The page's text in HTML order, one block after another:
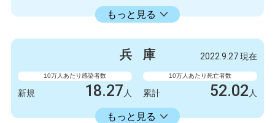
もっと見る
18413.86人
840人 新規
475063 1051
兵 庫 2022.9.27 現在
10万人あたり感染者数
新規 18.27 人
10万人あたり死亡者数
累計 52.02 人
もっと見る
18353.34人